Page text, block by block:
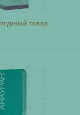
товар